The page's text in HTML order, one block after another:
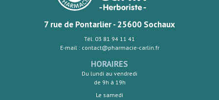
7 rue de Pontarlier - 25600 Sochaux
Tél. 03 81 94 11 41
E-mail : contact@pharmacie-carlin.fr
HORAIRES
Du lundi au vendredi
de 9h à 19h
Le samedi